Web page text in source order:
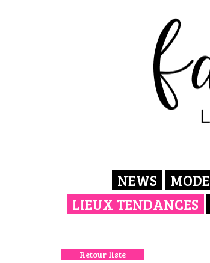
NEWS MODE
LIEUX TENDANCES
Retour liste